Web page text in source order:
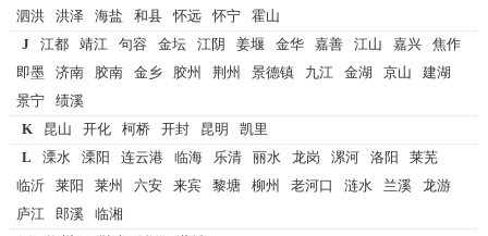
泗洪
洪泽 海盐 和县 怀远 怀宁
霍山
J
江都 靖江 句容 金坛 江阴 姜堰 金华 嘉善 江山 嘉兴
焦作
即墨
济南 胶南 金乡 胶州 荆州 景德镇 九江 金湖 京山
建湖
景宁
绩溪
K
昆山 开化 柯桥 开封 昆明
凯里
L
溧水 溧阳 连云港 临海 乐清 丽水 龙岗 漯河 洛阳
莱芜
临沂
莱阳 莱州 六安 来宾 黎塘 柳州 老河口 涟水 兰溪
龙游
庐江
郎溪
临湘